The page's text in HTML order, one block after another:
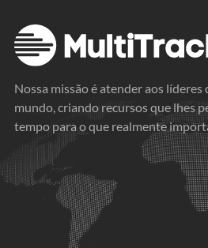
Nossa missão é atender aos
mundo, criando recursos que lhes
tempo para o que realmente